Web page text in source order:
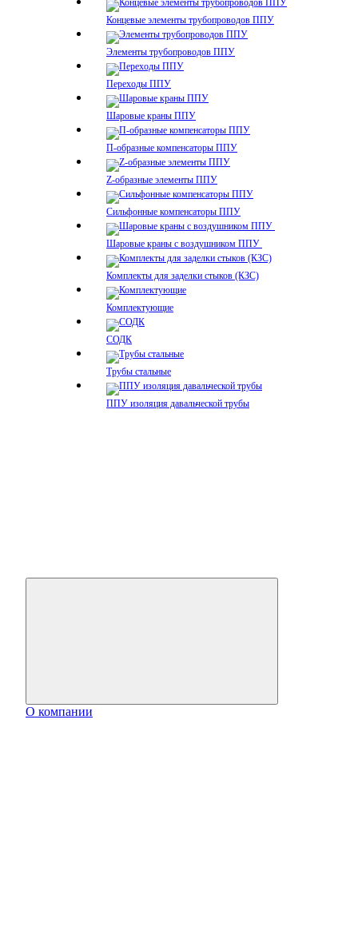
Концевые элементы трубопроводов ППУ
Элементы трубопроводов ППУ
Переходы ППУ
Шаровые краны ППУ
П-образные компенсаторы ППУ
Z-образные элементы ППУ
Сильфонные компенсаторы ППУ
Шаровые краны с воздушником ППУ
Комплекты для заделки стыков (КЗС)
Комплектующие
СОДК
Трубы стальные
ППУ изоляция давальческой трубы
О компании